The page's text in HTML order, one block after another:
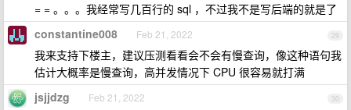
= = 。。。我经常写几百行的 sql ，不过我不是写后端的就是了
29
constantine008 Feb 21, 2022
我来支持下楼主，建议压测看看会不会有慢查询，像这种语句我
估计大概率是慢查询，高并发情况下 CPU 很容易就打满
30
jsjjdzg Feb 21, 2022